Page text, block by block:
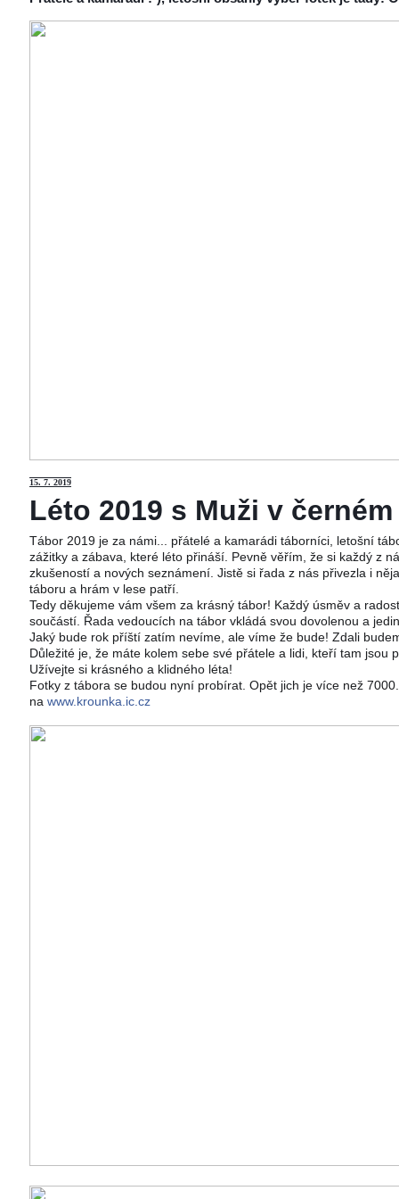
15. 7. 2019
Léto 2019 s Muži v
Tábor 2019 je za námi... přátelé a kamarádi táborníci, letošní
zážitky a zábava, které léto přináší. Pevně věřím, že si každý z
zkušeností a nových seznámení. Jistě si řada z nás přivezla i
táboru a hrám v lese patří.
Tedy děkujeme vám všem za krásný tábor! Každý úsměv a
součástí. Řada vedoucích na tábor vkládá svou dovolenou a
Jaký bude rok příští zatím nevíme, ale víme že bude! Zdali
Důležité je, že máte kolem sebe své přátele a lidi, kteří tam jsou
Užívejte si krásného a klidného léta!
Fotky z tábora se budou nyní probírat. Opět jich je více než
na www.krounka.ic.cz